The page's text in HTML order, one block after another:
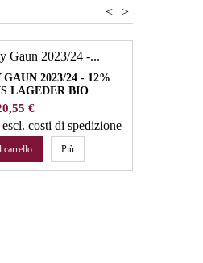
>
<
2023/24 - 12%
LAGEDER BIO
€
escl. costi di spedizione
carrello Più